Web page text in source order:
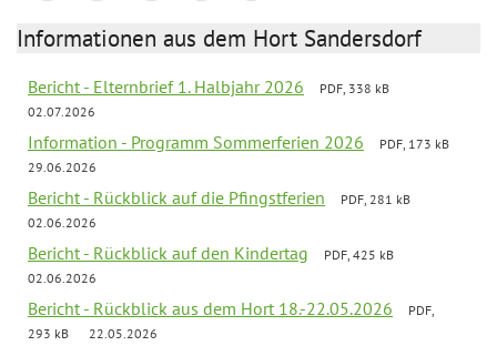
Informationen aus dem Hort Sandersdorf
Bericht - Elternbrief 1. Halbjahr 2026
PDF, 338 kB
02.07.2026
Information - Programm Sommerferien 2026
PDF, 173 kB
29.06.2026
Bericht - Rückblick auf die Pfingstferien
PDF, 281 kB
02.06.2026
Bericht - Rückblick auf den Kindertag
PDF, 425 kB
02.06.2026
Bericht - Rückblick aus dem Hort 18.-22.05.2026
PDF,
293 kB
22.05.2026